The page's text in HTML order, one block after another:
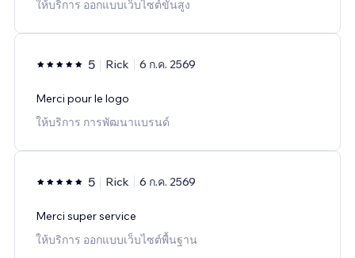
ให้บริการ ออกแบบเว็บไซต์ขั้นสูง
5 Rick 6 ก.ค. 2569
Merci pour le logo
ให้บริการ การพัฒนาแบรนด์
5 Rick 6 ก.ค. 2569
Merci super service
ให้บริการ ออกแบบเว็บไซต์พื้นฐาน